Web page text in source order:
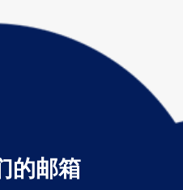
的邮箱